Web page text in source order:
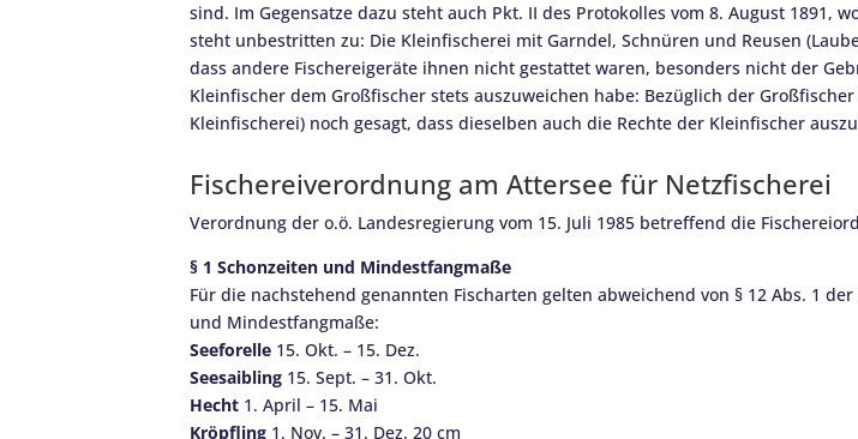
sind. Im Gegensatze dazu steht auch Pkt. II des Protokolles vom 8. August 1891,
steht unbestritten zu: Die Kleinfischerei mit Garndel, Schnüren und Reusen
dass andere Fischereigeräte ihnen nicht gestattet waren, besonders nicht der
Kleinfischer dem Großfischer stets auszuweichen habe: Bezüglich der
Kleinfischerei) noch gesagt, dass dieselben auch die Rechte der Kleinfischer
Fischereiverordnung am Attersee für Netzfischerei
Verordnung der o.ö. Landesregierung vom 15. Juli 1985 betreffend die
§ 1 Schonzeiten und Mindestfangmaße
Für die nachstehend genannten Fischarten gelten abweichend von § 12 Abs. 1
und Mindestfangmaße:
Seeforelle 15. Okt. – 15. Dez.
Seesaibling 15. Sept. – 31. Okt.
Hecht 1. April – 15. Mai
Kröpfling 1. Nov. – 31. Dez. 20 cm